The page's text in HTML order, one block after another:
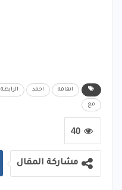
اتفاقه احمد الرابطة
مع
40
مشاركة المقال